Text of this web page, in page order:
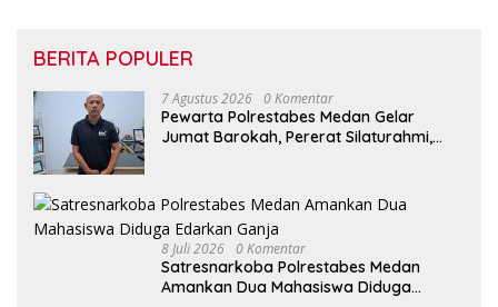
BERITA POPULER
7 Agustus 2026 0 Komentar
Pewarta Polrestabes Medan Gelar
Jumat Barokah, Pererat Silaturahmi,
8 Juli 2026 0 Komentar
Satresnarkoba Polrestabes Medan
Amankan Dua Mahasiswa Diduga